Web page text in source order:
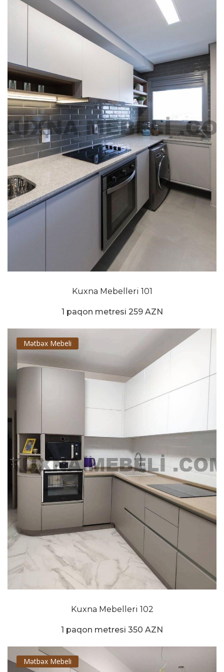
ölçülü amma geniş həcmli
metbext mebellərinə
üstünlük verməlisiniz.
Mətbəx təmirinin ən vacib hissələrindən sayılan
kuxna mebelleri seçimində kuxnamebeli.com sizə
köməklik edəcək. Sizə uyğun modeli tapmaq üçün
incələməyə davam edin.
Kuxna Mebelleri 101
1 paqon metresi 259 AZN
Mətbəx Mebeli
Kuxna Mebelleri 102
1 paqon metresi 350 AZN
Mətbəx Mebeli